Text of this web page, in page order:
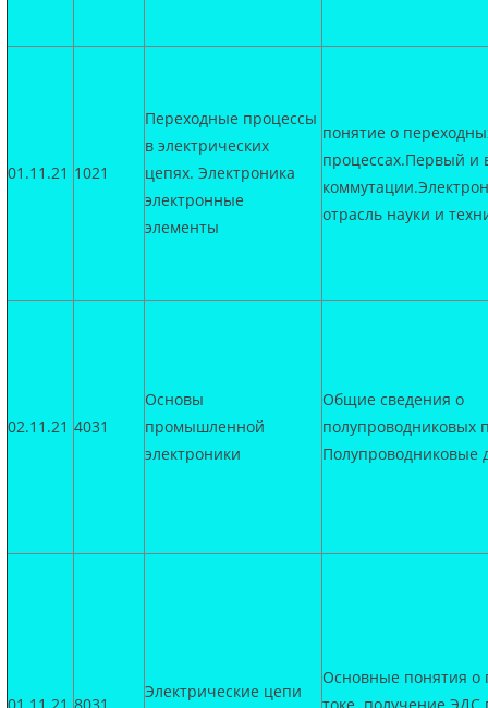
01.11.21 1021
Переходные процессы
в электрических
цепях. Электроника
электронные
элементы
понятие о
процессах.Первый и
отрасль науки и
02.11.21 4031
Основы
промышленной
электроники
Общие сведения о
полупроводниковых
Полупроводниковые
Электрические цепи
Основные понятия о